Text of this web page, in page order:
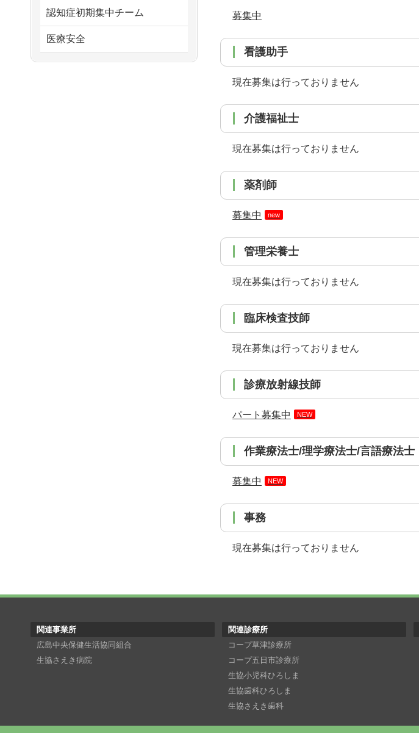
募集中
看護助手
現在募集は行っておりません
介護福祉士
現在募集は行っておりません
薬剤師
募集中 new
管理栄養士
現在募集は行っておりません
臨床検査技師
現在募集は行っておりません
診療放射線技師
パート募集中 NEW
作業療法士/理学療法士/言語療法士
募集中 NEW
事務
現在募集は行っておりません
認知症初期集中チーム
医療安全
関連事業所
広島中央保健生活協同組合
生協さえき病院
関連診療所
コープ草津診療所
コープ五日市診療所
生協小児科ひろしま
生協歯科ひろしま
生協さえき歯科